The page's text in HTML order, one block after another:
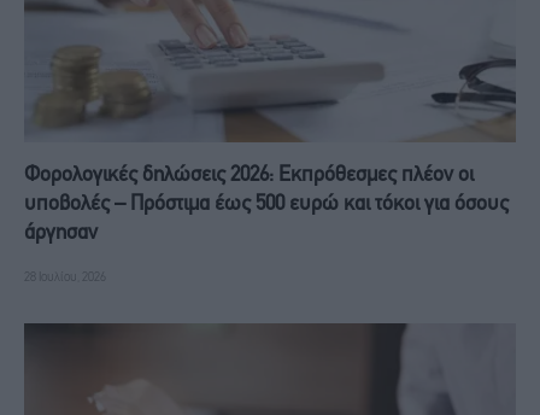
Φορολογικές δηλώσεις 2026: Εκπρόθεσμες πλέον οι
υποβολές – Πρόστιμα έως 500 ευρώ και τόκοι για όσους
άργησαν
28 Ιουλίου, 2026